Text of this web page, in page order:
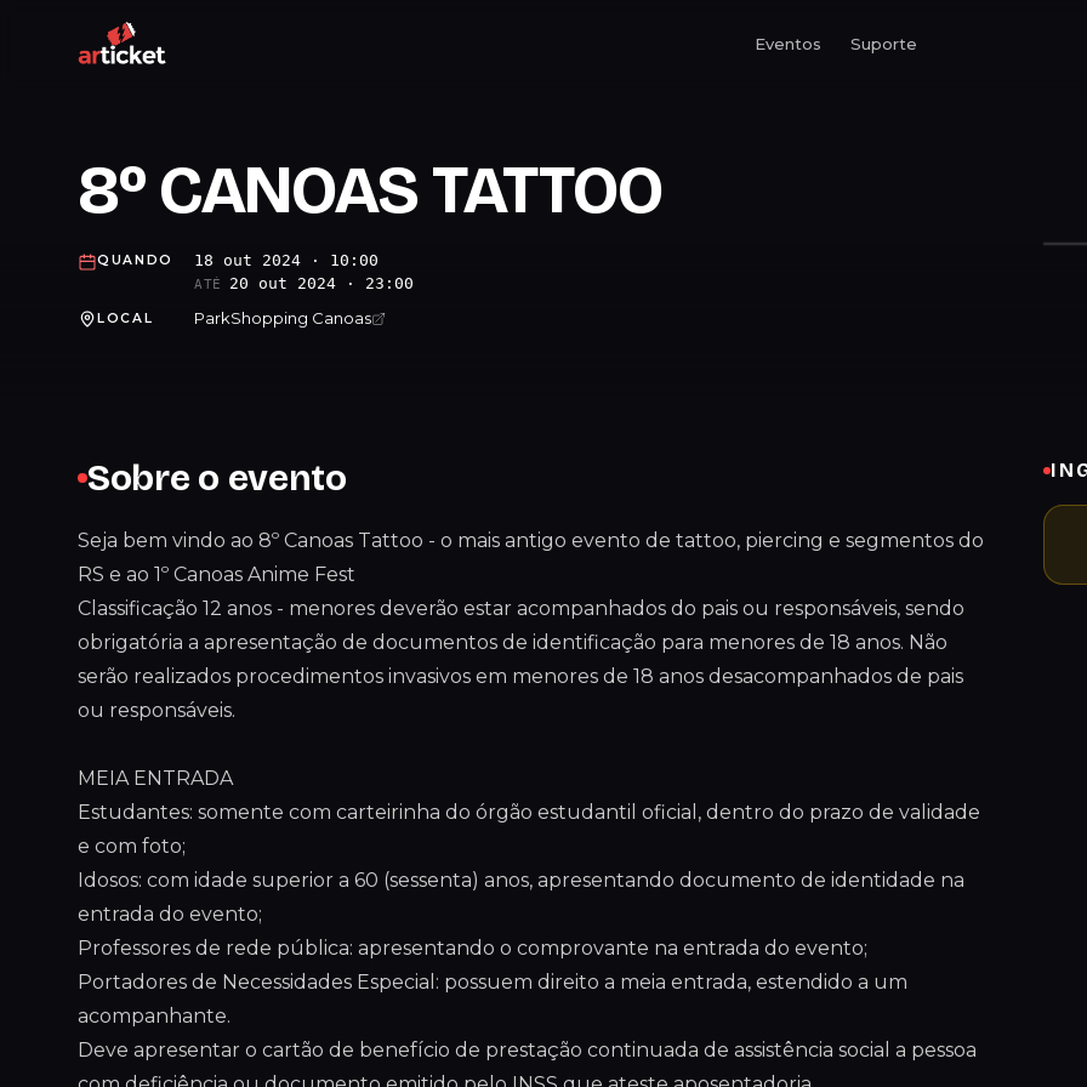
Eventos Suporte
8º CANOAS TATTOO
QUANDO 18 out 2024 · 10:00
ATÉ 20 out 2024 · 23:00
LOCAL ParkShopping Canoas
Sobre o evento
Seja bem vindo ao 8º Canoas Tattoo - o mais antigo evento de tattoo, piercing e segmentos do
RS e ao 1º Canoas Anime Fest
Classificação 12 anos - menores deverão estar acompanhados do pais ou responsáveis, sendo
obrigatória a apresentação de documentos de identificação para menores de 18 anos. Não
serão realizados procedimentos invasivos em menores de 18 anos desacompanhados de pais
ou responsáveis.
MEIA ENTRADA
Estudantes: somente com carteirinha do órgão estudantil oficial, dentro do prazo de validade
e com foto;
Idosos: com idade superior a 60 (sessenta) anos, apresentando documento de identidade na
entrada do evento;
Professores de rede pública: apresentando o comprovante na entrada do evento;
Portadores de Necessidades Especial: possuem direito a meia entrada, estendido a um
acompanhante.
Deve apresentar o cartão de benefício de prestação continuada de assistência social a pessoa